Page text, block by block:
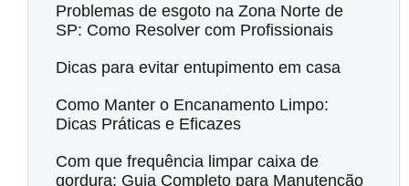
Problemas de esgoto na Zona Norte de
SP: Como Resolver com Profissionais
Dicas para evitar entupimento em casa
Como Manter o Encanamento Limpo:
Dicas Práticas e Eficazes
Com que frequência limpar caixa de
gordura: Guia Completo para Manutenção